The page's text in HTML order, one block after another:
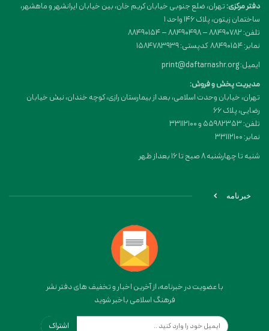
دفتر مرکزی:تهران، ضلع جنوبی خیابان کریم خان، بین خیابان ایرانشهر و ماهشهر،
ساختمان زیتون، پلاک 146 واحد 1
تلفن: 88490782 – 88490498 – 88490154
نمابر: 88490154 کدپستی: 1584783939
ایمیل: print@daftarnashr.org
مدیریت پخش و فروش:
تهران، خیابان وحدت اسلامی، بعد از بیمارستان رازی، کوچه خندان، نبش خیابان
رضایی، پلاک ۶۶
تلفن: 55982353 و 33112100
نمابر: 33112100
شنبه تا چهارشنبه 8 صبح تا 16 بعداز ظهر
خبرنامه
با عضویت در خبرنامه، از آخرین اخبار و تخفیف های دفتر نشر
فرهنگ اسلامی باخبر شوید
اشتراک